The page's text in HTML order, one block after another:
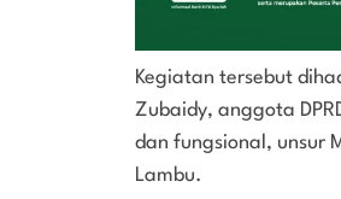
Kegiatan tersebut
Zubaidy, anggota
dan fungsional, unsur
Lambu.